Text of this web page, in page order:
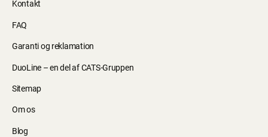
Kontakt
FAQ
Garanti og reklamation
DuoLine – en del af CATS-Gruppen
Sitemap
Om os
Blog